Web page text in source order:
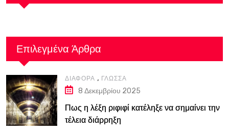
Επιλεγμένα Άρθρα
ΔΙΆΦΟΡΑ , ΓΛΏΣΣΑ
8 Δεκεμβρίου 2025
Πως η λέξη ριφιφί κατέληξε να σημαίνει την
τέλεια διάρρηξη